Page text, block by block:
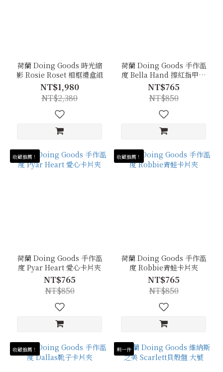
荷蘭 Doing Goods 時光縮
影 Rosie Roset 相框禮盒組
NT$1,980
NT$2,380
荷蘭 Doing Goods 手作溫
度 Bella Hand 擦紅指甲油
的卡片夾
NT$765
NT$850
收藏推薦！
荷蘭 Doing Goods 手作溫
度 Pyar Heart 愛心卡片夾
NT$765
NT$850
收藏推薦！
荷蘭 Doing Goods 手作溫
度 Robbie青蛙卡片夾
NT$765
NT$850
收藏推薦！ 剩一件